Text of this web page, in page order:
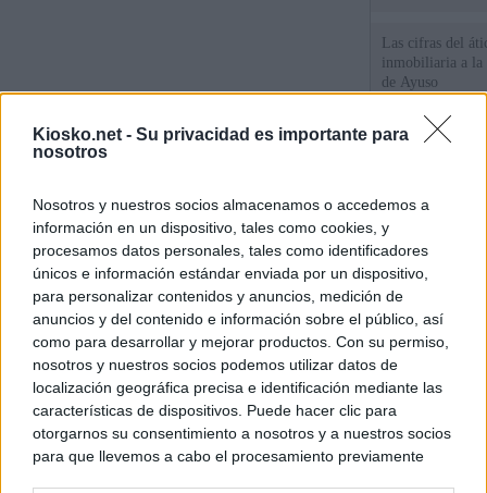
Kiosko.net - Su privacidad es importante para
nosotros
Nosotros y nuestros socios almacenamos o accedemos a
información en un dispositivo, tales como cookies, y
procesamos datos personales, tales como identificadores
únicos e información estándar enviada por un dispositivo,
para personalizar contenidos y anuncios, medición de
anuncios y del contenido e información sobre el público, así
como para desarrollar y mejorar productos. Con su permiso,
nosotros y nuestros socios podemos utilizar datos de
localización geográfica precisa e identificación mediante las
características de dispositivos. Puede hacer clic para
otorgarnos su consentimiento a nosotros y a nuestros socios
para que llevemos a cabo el procesamiento previamente
Las cifras del
inmobiliaria a la
de Ayuso
La empresa
Ayuso reina en
© Kiosko.net Aviso Legal Privacidad y Cookies